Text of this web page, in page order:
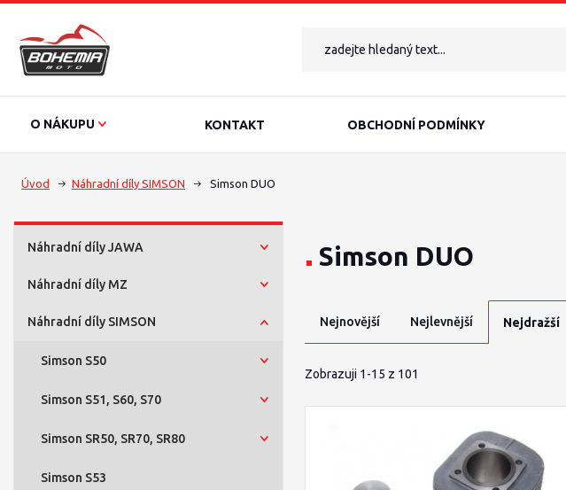
O NÁKUPU KONTAKT OBCHODNÍ PODMÍNKY
Úvod Náhradní díly SIMSON Simson DUO
Náhradní díly JAWA
Náhradní díly MZ
Náhradní díly SIMSON
Simson S50
Simson S51, S60, S70
Simson SR50, SR70, SR80
Simson S53
Simson DUO
Nejnovější Nejlevnější Nejdražší
Zobrazuji 1-15 z 101